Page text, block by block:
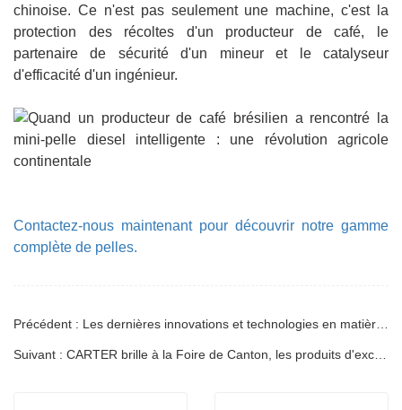
chinoise. Ce n'est pas seulement une machine, c'est la
protection des récoltes d'un producteur de café, le
partenaire de sécurité d'un mineur et le catalyseur
d'efficacité d'un ingénieur.
Contactez-nous maintenant pour découvrir notre gamme
complète de pelles.
Précédent : Les dernières innovations et technologies en matière d'excavatrices
Suivant : CARTER brille à la Foire de Canton, les produits d'excavation reçoivent une large attention